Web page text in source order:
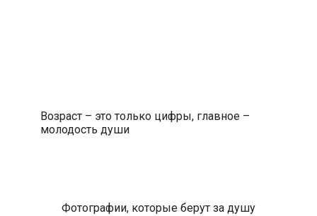
Возраст – это только цифры, главное –
молодость души
Фотографии, которые берут за душу